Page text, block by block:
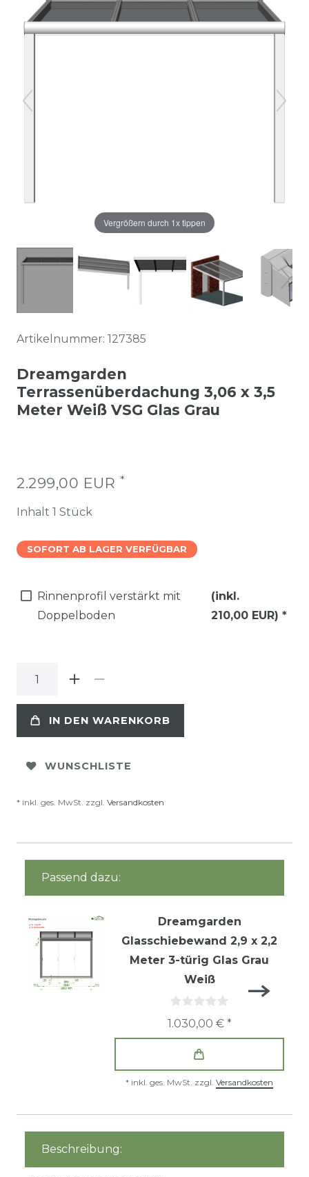
Vergrößern durch 1x tippen
Artikelnummer: 127385
Dreamgarden
Terrassenüberdachung 3,06 x 3,5
Meter Weiß VSG Glas Grau
2.299,00 EUR *
Inhalt 1 Stück
SOFORT AB LAGER VERFÜGBAR
Rinnenprofil verstärkt mit
Doppelboden
(inkl.
210,00 EUR) *
IN DEN WARENKORB
WUNSCHLISTE
* inkl. ges. MwSt. zzgl. Versandkosten
Passend dazu:
Dreamgarden
Glasschiebewand 2,9 x 2,2
Meter 3-türig Glas Grau
Weiß
1.030,00 € *
* inkl. ges. MwSt. zzgl. Versandkosten
Beschreibung: